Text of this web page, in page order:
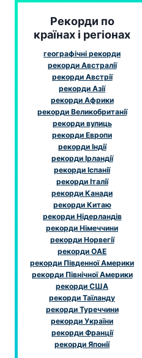
Рекорди по
країнах і регіонах
географічні рекорди
рекорди Австралії
рекорди Австрії
рекорди Азії
рекорди Африки
рекорди Великобританії
рекорди вулиць
рекорди Европи
рекорди Індії
рекорди Ірландії
рекорди Іспанії
рекорди Італії
рекорди Канади
рекорди Китаю
рекорди Нідерландів
рекорди Німеччини
рекорди Норвегії
рекорди ОАЕ
рекорди Південної Америки
рекорди Північної Америки
рекорди США
рекорди Таїланду
рекорди Туреччини
рекорди України
рекорди Франції
рекорди Японії